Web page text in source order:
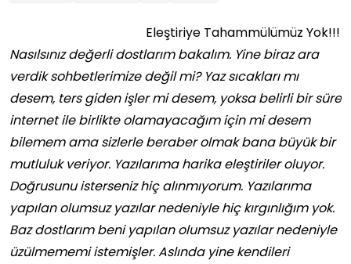
Eleştiriye Tahammülümüz Yok!!!
Nasılsınız değerli dostlarım bakalım. Yine biraz ara
verdik sohbetlerimize değil mi? Yaz sıcakları mı
desem, ters giden işler mi desem, yoksa belirli bir süre
internet ile birlikte olamayacağım için mi desem
bilemem ama sizlerle beraber olmak bana büyük bir
mutluluk veriyor. Yazılarıma harika eleştiriler oluyor.
Doğrusunu isterseniz hiç alınmıyorum. Yazılarıma
yapılan olumsuz yazılar nedeniyle hiç kırgınlığım yok.
Baz dostlarım beni yapılan olumsuz yazılar nedeniyle
üzülmememi istemişler. Aslında yine kendileri